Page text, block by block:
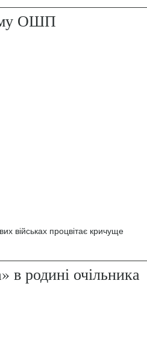
му ОШП
військах процвітає кричуще
в родині очільника